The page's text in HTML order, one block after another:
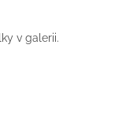
v galerii.